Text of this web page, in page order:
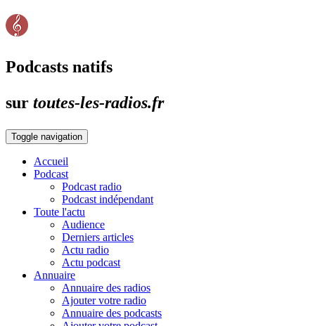
Podcasts natifs
sur toutes-les-radios.fr
Toggle navigation
Accueil
Podcast
Podcast radio
Podcast indépendant
Toute l'actu
Audience
Derniers articles
Actu radio
Actu podcast
Annuaire
Annuaire des radios
Ajouter votre radio
Annuaire des podcasts